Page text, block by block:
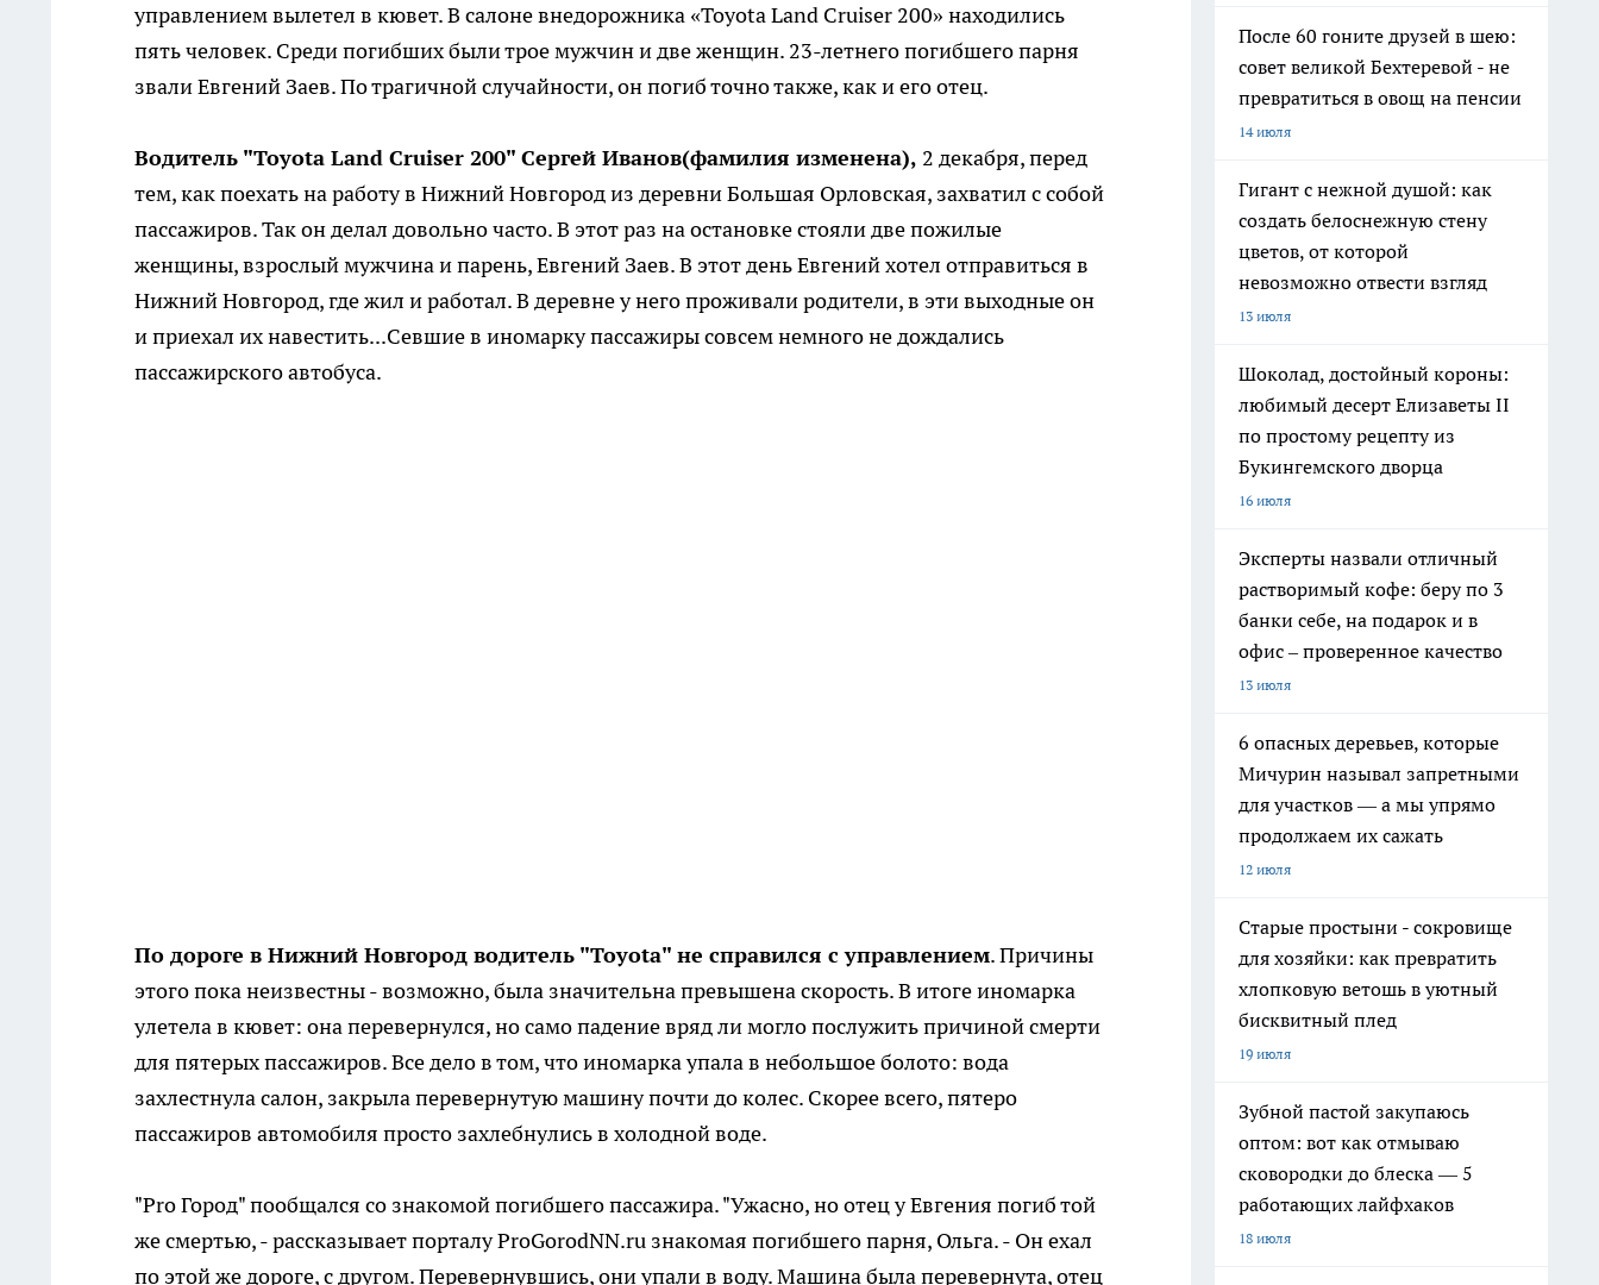
управлением вылетел в кювет. В салоне внедорожника «Toyota Land Cruiser 200» находились
пять человек. Среди погибших были трое мужчин и две женщин. 23-летнего погибшего парня
звали Евгений Заев. По трагичной случайности, он погиб точно также, как и его отец.
Водитель "Toyota Land Cruiser 200" Сергей Иванов(фамилия изменена), 2 декабря, перед
тем, как поехать на работу в Нижний Новгород из деревни Большая Орловская, захватил с собой
пассажиров. Так он делал довольно часто. В этот раз на остановке стояли две пожилые
женщины, взрослый мужчина и парень, Евгений Заев. В этот день Евгений хотел отправиться в
Нижний Новгород, где жил и работал. В деревне у него проживали родители, в эти выходные он
и приехал их навестить...Севшие в иномарку пассажиры совсем немного не дождались
пассажирского автобуса.
По дороге в Нижний Новгород водитель "Toyota" не справился с управлением. Причины
этого пока неизвестны - возможно, была значительна превышена скорость. В итоге иномарка
улетела в кювет: она перевернулся, но само падение вряд ли могло послужить причиной смерти
для пятерых пассажиров. Все дело в том, что иномарка упала в небольшое болото: вода
захлестнула салон, закрыла перевернутую машину почти до колес. Скорее всего, пятеро
пассажиров автомобиля просто захлебнулись в холодной воде.
"Pro Город" пообщался со знакомой погибшего пассажира. "Ужасно, но отец у Евгения погиб той
же смертью, - рассказывает порталу ProGorodNN.ru знакомая погибшего парня, Ольга. - Он ехал
по этой же дороге, с другом. Перевернувшись, они упали в воду. Машина была перевернута, отец
После 60 гоните друзей в шею:
совет великой Бехтеревой - не
превратиться в овощ на пенсии
14 июля
Гигант с нежной душой: как
создать белоснежную стену
цветов, от которой
невозможно отвести взгляд
13 июля
Шоколад, достойный короны:
любимый десерт Елизаветы II
по простому рецепту из
Букингемского дворца
16 июля
Эксперты назвали отличный
растворимый кофе: беру по 3
банки себе, на подарок и в
офис – проверенное качество
13 июля
6 опасных деревьев, которые
Мичурин называл запретными
для участков — а мы упрямо
продолжаем их сажать
12 июля
Старые простыни - сокровище
для хозяйки: как превратить
хлопковую ветошь в уютный
бисквитный плед
19 июля
Зубной пастой закупаюсь
оптом: вот как отмываю
сковородки до блеска — 5
работающих лайфхаков
18 июля